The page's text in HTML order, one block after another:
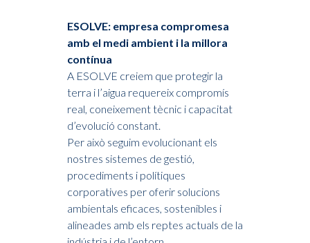
ESOLVE: empresa compromesa
amb el medi ambient i la millora
contínua
A ESOLVE creiem que protegir la
terra i l’aigua requereix compromís
real, coneixement tècnic i capacitat
d’evolució constant.
Per això seguim evolucionant els
nostres sistemes de gestió,
procediments i polítiques
corporatives per oferir solucions
ambientals eficaces, sostenibles i
alineades amb els reptes actuals de la